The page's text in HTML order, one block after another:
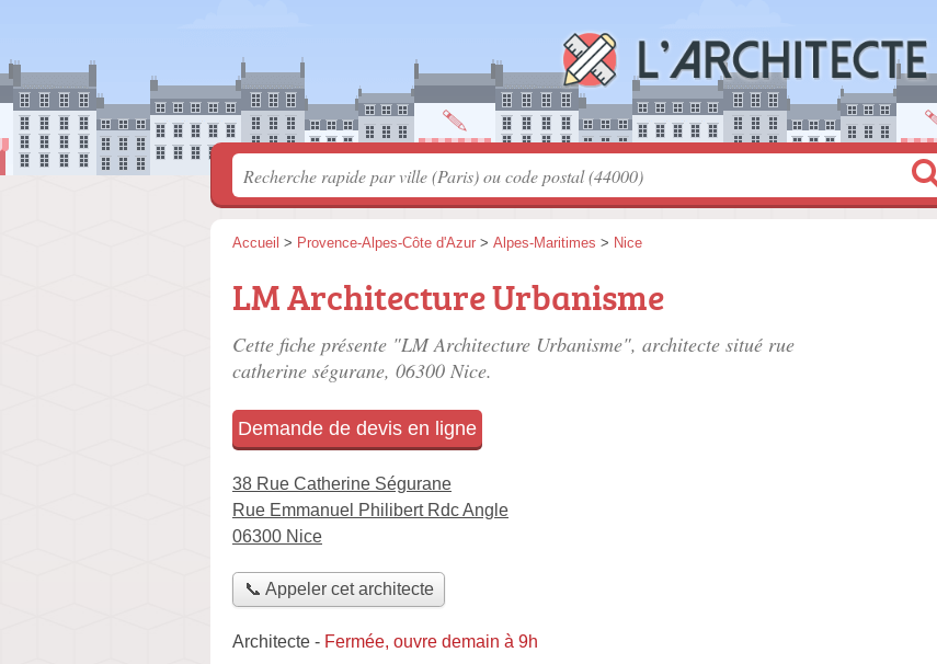
Accueil > Provence-Alpes-Côte d'Azur > Alpes-Maritimes > Nice
LM Architecture Urbanisme
Cette fiche présente "LM Architecture Urbanisme", architecte situé rue
catherine ségurane, 06300 Nice.
Demande de devis en ligne
38 Rue Catherine Ségurane
Rue Emmanuel Philibert Rdc Angle
06300 Nice
📞 Appeler cet architecte
Architecte - Fermée, ouvre demain à 9h